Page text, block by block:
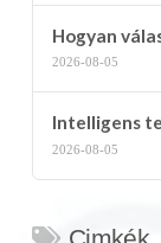
Hogyan
2026-08-05
Intelligens
2026-08-05